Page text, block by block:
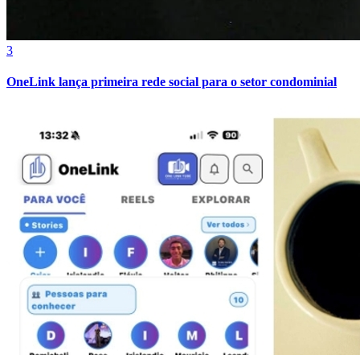
Vasco
3
OneLink lança primeira rede social para o setor condominial